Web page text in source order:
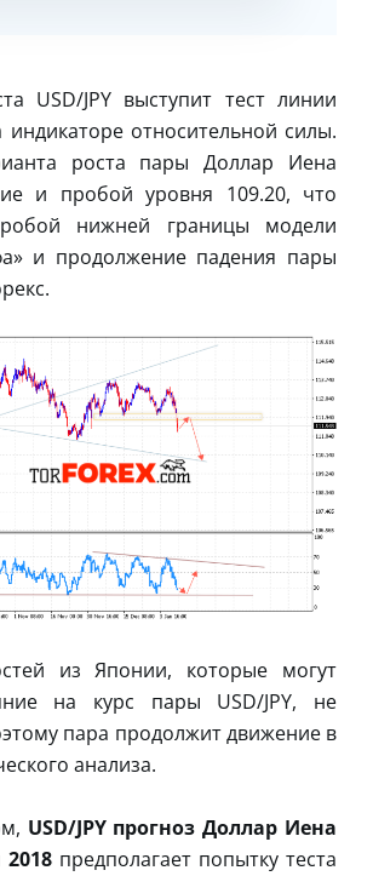
USD/JPY выступит тест линии
относительной силы.
роста пары Доллар Иена
и пробой уровня 109.20, что
нижней границы модели
и продолжение падения пары
из Японии, которые могут
на курс пары USD/JPY, не
пара продолжит движение в
анализа.
USD/JPY прогноз Доллар Иена
предполагает попытку теста